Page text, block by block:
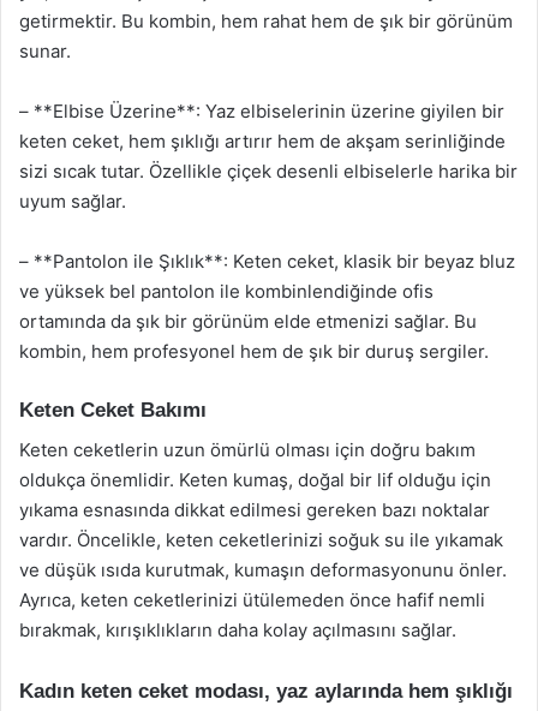
getirmektir. Bu kombin, hem rahat hem de şık bir görünüm
sunar.
– **Elbise Üzerine**: Yaz elbiselerinin üzerine giyilen bir
keten ceket, hem şıklığı artırır hem de akşam serinliğinde
sizi sıcak tutar. Özellikle çiçek desenli elbiselerle harika bir
uyum sağlar.
– **Pantolon ile Şıklık**: Keten ceket, klasik bir beyaz bluz
ve yüksek bel pantolon ile kombinlendiğinde ofis
ortamında da şık bir görünüm elde etmenizi sağlar. Bu
kombin, hem profesyonel hem de şık bir duruş sergiler.
Keten Ceket Bakımı
Keten ceketlerin uzun ömürlü olması için doğru bakım
oldukça önemlidir. Keten kumaş, doğal bir lif olduğu için
yıkama esnasında dikkat edilmesi gereken bazı noktalar
vardır. Öncelikle, keten ceketlerinizi soğuk su ile yıkamak
ve düşük ısıda kurutmak, kumaşın deformasyonunu önler.
Ayrıca, keten ceketlerinizi ütülemeden önce hafif nemli
bırakmak, kırışıklıkların daha kolay açılmasını sağlar.
Kadın keten ceket modası, yaz aylarında hem şıklığı